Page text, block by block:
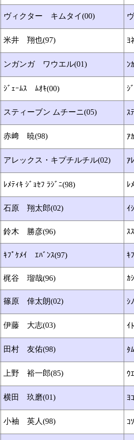
ヴィクター キムタイ(00)
米井 翔也(97) ﾖ
ンガンガ ワウエル(01) ﾝ
ｼﾞｪｰﾑｽ ﾑｵｷ(00) ｼ
スティーブン ムチーニ(05) ｽ
赤﨑 暁(98) ｱ
アレックス・キプチルチル(02) ｱ
ﾚﾒﾃｨｷ ｼﾞｮｾﾌ ﾗｼﾞﾆ(98) ﾚ
石原 翔太郎(02) ｲ
鈴木 勝彦(96) ｽ
ｷﾌﾟｹﾒｲ ｴﾊﾞﾝｽ(97) ｷ
梶谷 瑠哉(96) ｶ
篠原 倖太朗(02) ｼ
伊藤 大志(03) ｲ
田村 友佑(98) ﾀ
上野 裕一郎(85) ｳ
横田 玖磨(01) ﾖ
小袖 英人(98) ｺ